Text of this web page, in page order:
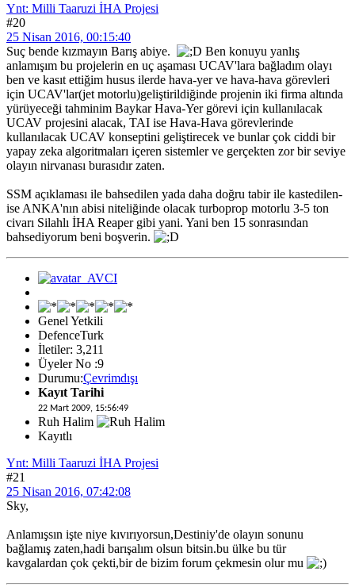
Ynt: Milli Taaruzi İHA Projesi
#20
25 Nisan 2016, 00:15:40
Suç bende kızmayın Barış abiye.
Ben konuyu yanlış
anlamışım bu projelerin en uç aşaması UCAV'lara bağladım olayı
ben ve kasıt ettiğim husus ilerde hava-yer ve hava-hava görevleri
için UCAV'lar(jet motorlu)geliştirildiğinde projenin iki firma altında
yürüyeceği tahminim Baykar Hava-Yer görevi için kullanılacak
UCAV projesini alacak, TAI ise Hava-Hava görevlerinde
kullanılacak UCAV konseptini geliştirecek ve bunlar çok ciddi bir
yapay zeka algoritmaları içeren sistemler ve gerçekten zor bir seviye
olayın nirvanası burasıdır zaten.
SSM açıklaması ile bahsedilen yada daha doğru tabir ile kastedilen-
ise ANKA'nın abisi niteliğinde olacak turboprop motorlu 3-5 ton
civarı Silahlı İHA Reaper gibi yani. Yani ben 15 sonrasından
bahsediyorum beni boşverin.
Genel Yetkili
DefenceTurk
İletiler: 3,211
Üyeler No :9
Durumu:Çevrimdışı
Kayıt Tarihi
22 Mart 2009, 15:56:49
Ruh Halim
Kayıtlı
Ynt: Milli Taaruzi İHA Projesi
#21
25 Nisan 2016, 07:42:08
Sky,
Anlamışsın işte niye kıvırıyorsun,Destiniy'de olayın sonunu
bağlamış zaten,hadi barışalım olsun bitsin.bu ülke bu tür
kavgalardan çok çekti,bir de bizim forum çekmesin olur mu